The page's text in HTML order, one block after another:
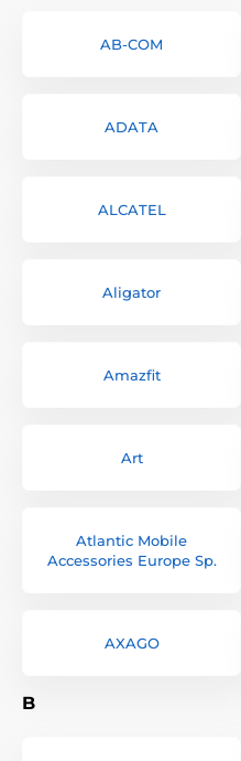
AB-COM
ADATA
ALCATEL
Aligator
Amazfit
Art
Atlantic Mobile
Accessories Europe Sp.
AXAGO
B